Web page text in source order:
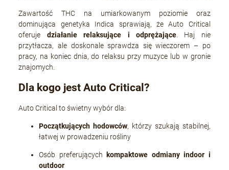
Zawartość THC na umiarkowanym poziomie oraz
dominująca genetyka Indica sprawiają, że Auto Critical
oferuje działanie relaksujące i odprężające. Haj nie
przytłacza, ale doskonale sprawdza się wieczorem – po
pracy, na koniec dnia, do relaksu przy muzyce lub w gronie
znajomych.
Dla kogo jest Auto Critical?
Auto Critical to świetny wybór dla:
Początkujących hodowców, którzy szukają stabilnej,
łatwej w prowadzeniu rośliny
Osób preferujących
kompaktowe odmiany indoor i
outdoor